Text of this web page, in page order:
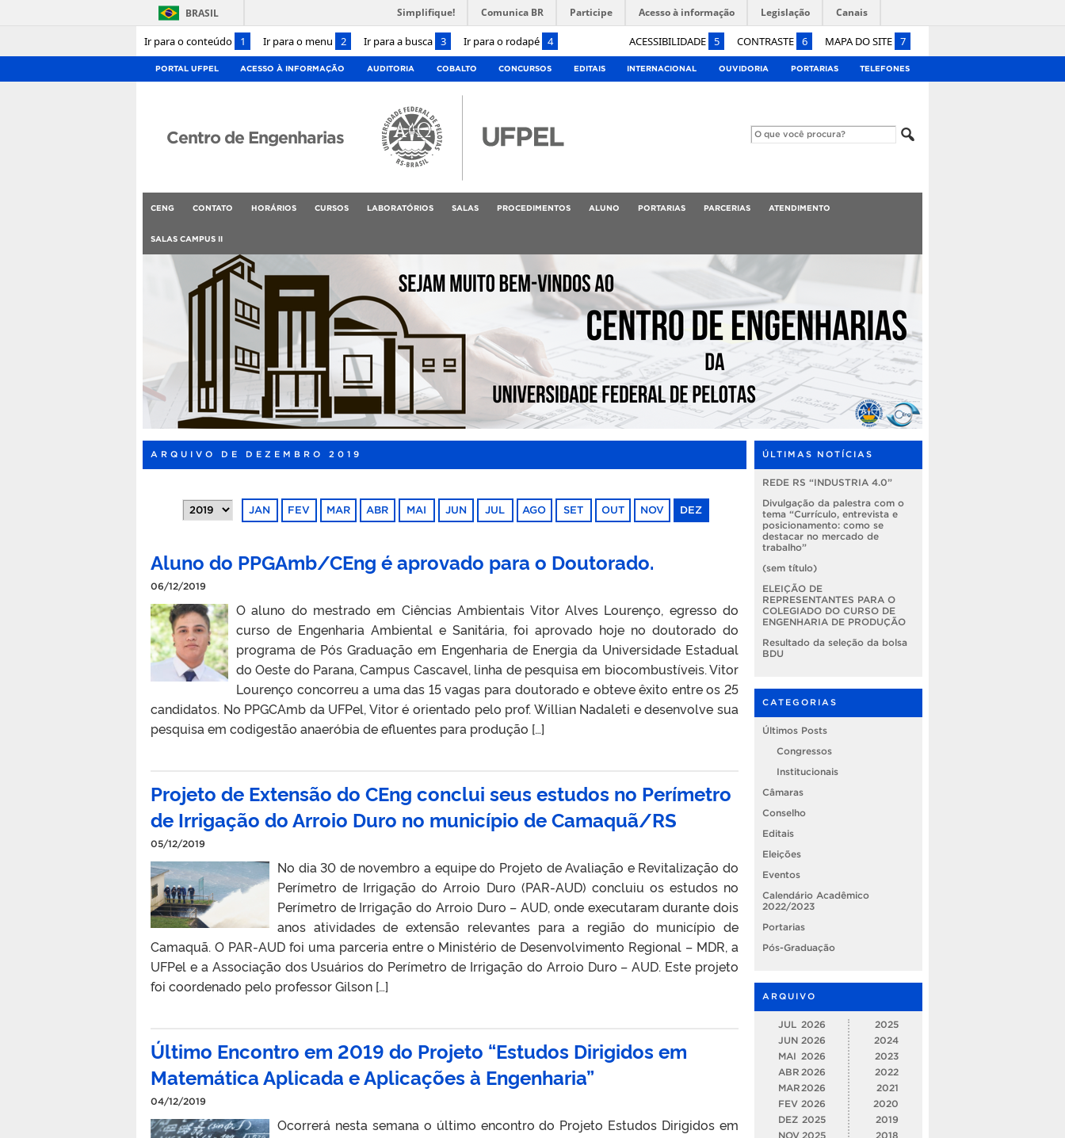
Ir para o conteúdo 1 Ir para o menu 2 Ir para a busca 3 Ir para o rodapé 4 ACESSIBILIDADE 5 CONTRASTE 6 MAPA DO SITE 7
BRASIL Simplifique! Comunica BR Participe Acesso à informação Legislação Canais
PORTAL UFPEL ACESSO À INFORMAÇÃO AUDITORIA COBALTO CONCURSOS EDITAIS INTERNACIONAL OUVIDORIA PORTARIAS TELEFONES
Centro de Engenharias
CENG CONTATO HORÁRIOS CURSOS LABORATÓRIOS SALAS PROCEDIMENTOS ALUNO PORTARIAS PARCERIAS ATENDIMENTO
SALAS CAMPUS II
ARQUIVO DE DEZEMBRO 2019
JAN FEV MAR ABR MAI JUN JUL AGO SET OUT NOV DEZ
Aluno do PPGAmb/CEng é aprovado para o Doutorado.
06/12/2019
O aluno do mestrado em Ciências Ambientais Vitor Alves Lourenço, egresso do
curso de Engenharia Ambiental e Sanitária, foi aprovado hoje no doutorado do
programa de Pós Graduação em Engenharia de Energia da Universidade Estadual
do Oeste do Parana, Campus Cascavel, linha de pesquisa em biocombustíveis. Vitor
Lourenço concorreu a uma das 15 vagas para doutorado e obteve êxito entre os 25
candidatos. No PPGCAmb da UFPel, Vitor é orientado pelo prof. Willian Nadaleti e desenvolve sua
pesquisa em codigestão anaeróbia de efluentes para produção […]
Projeto de Extensão do CEng conclui seus estudos no Perímetro
de Irrigação do Arroio Duro no município de Camaquã/RS
05/12/2019
No dia 30 de novembro a equipe do Projeto de Avaliação e Revitalização do
Perímetro de Irrigação do Arroio Duro (PAR-AUD) concluiu os estudos no
Perímetro de Irrigação do Arroio Duro – AUD, onde executaram durante dois
anos atividades de extensão relevantes para a região do município de
Camaquã. O PAR-AUD foi uma parceria entre o Ministério de Desenvolvimento Regional – MDR, a
UFPel e a Associação dos Usuários do Perímetro de Irrigação do Arroio Duro – AUD. Este projeto
foi coordenado pelo professor Gilson […]
Último Encontro em 2019 do Projeto “Estudos Dirigidos em
Matemática Aplicada e Aplicações à Engenharia”
04/12/2019
Ocorrerá nesta semana o último encontro do Projeto Estudos Dirigidos em
ÚLTIMAS NOTÍCIAS
REDE RS “INDUSTRIA 4.0”
Divulgação da palestra com o
tema “Currículo, entrevista e
posicionamento: como se
destacar no mercado de
trabalho”
(sem título)
ELEIÇÃO DE
REPRESENTANTES PARA O
COLEGIADO DO CURSO DE
ENGENHARIA DE PRODUÇÃO
Resultado da seleção da bolsa
BDU
CATEGORIAS
Últimos Posts
Congressos
Institucionais
Câmaras
Conselho
Editais
Eleições
Eventos
Calendário Acadêmico
2022/2023
Portarias
Pós-Graduação
ARQUIVO
JUL 2026
JUN 2026
MAI
2026
ABR 2026
MAR 2026
FEV 2026
DEZ 2025
NOV 2025
2025
2024
2023
2022
2021
2020
2019
2018